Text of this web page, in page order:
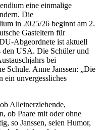
eine einmalige
Die
in 2025/26 beginnt am 2.
Gasteltern für
Abgeordnete ist aktuell
den USA. Die Schüler und
bei
Schule. Anne Janssen: „Die
ein unvergessliches
Alleinerziehende,
ob Paare mit oder ohne
so Janssen, seien Humor,